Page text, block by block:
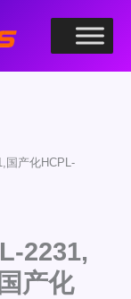
国产化HCPL-
2231,
产化